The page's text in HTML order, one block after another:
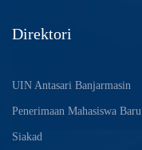
Direktori
UIN Antasari Banjarmasin
Penerimaan Mahasiswa Baru
Siakad